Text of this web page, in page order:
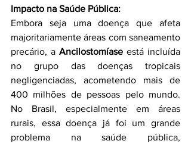
Impacto na Saúde Pública:
Embora seja uma doença que afeta
majoritariamente áreas com saneamento
precário, a Ancilostomíase está incluída
no grupo das doenças tropicais
negligenciadas, acometendo mais de
400 milhões de pessoas pelo mundo.
No Brasil, especialmente em áreas
rurais, essa doença já foi um grande
problema na saúde pública,